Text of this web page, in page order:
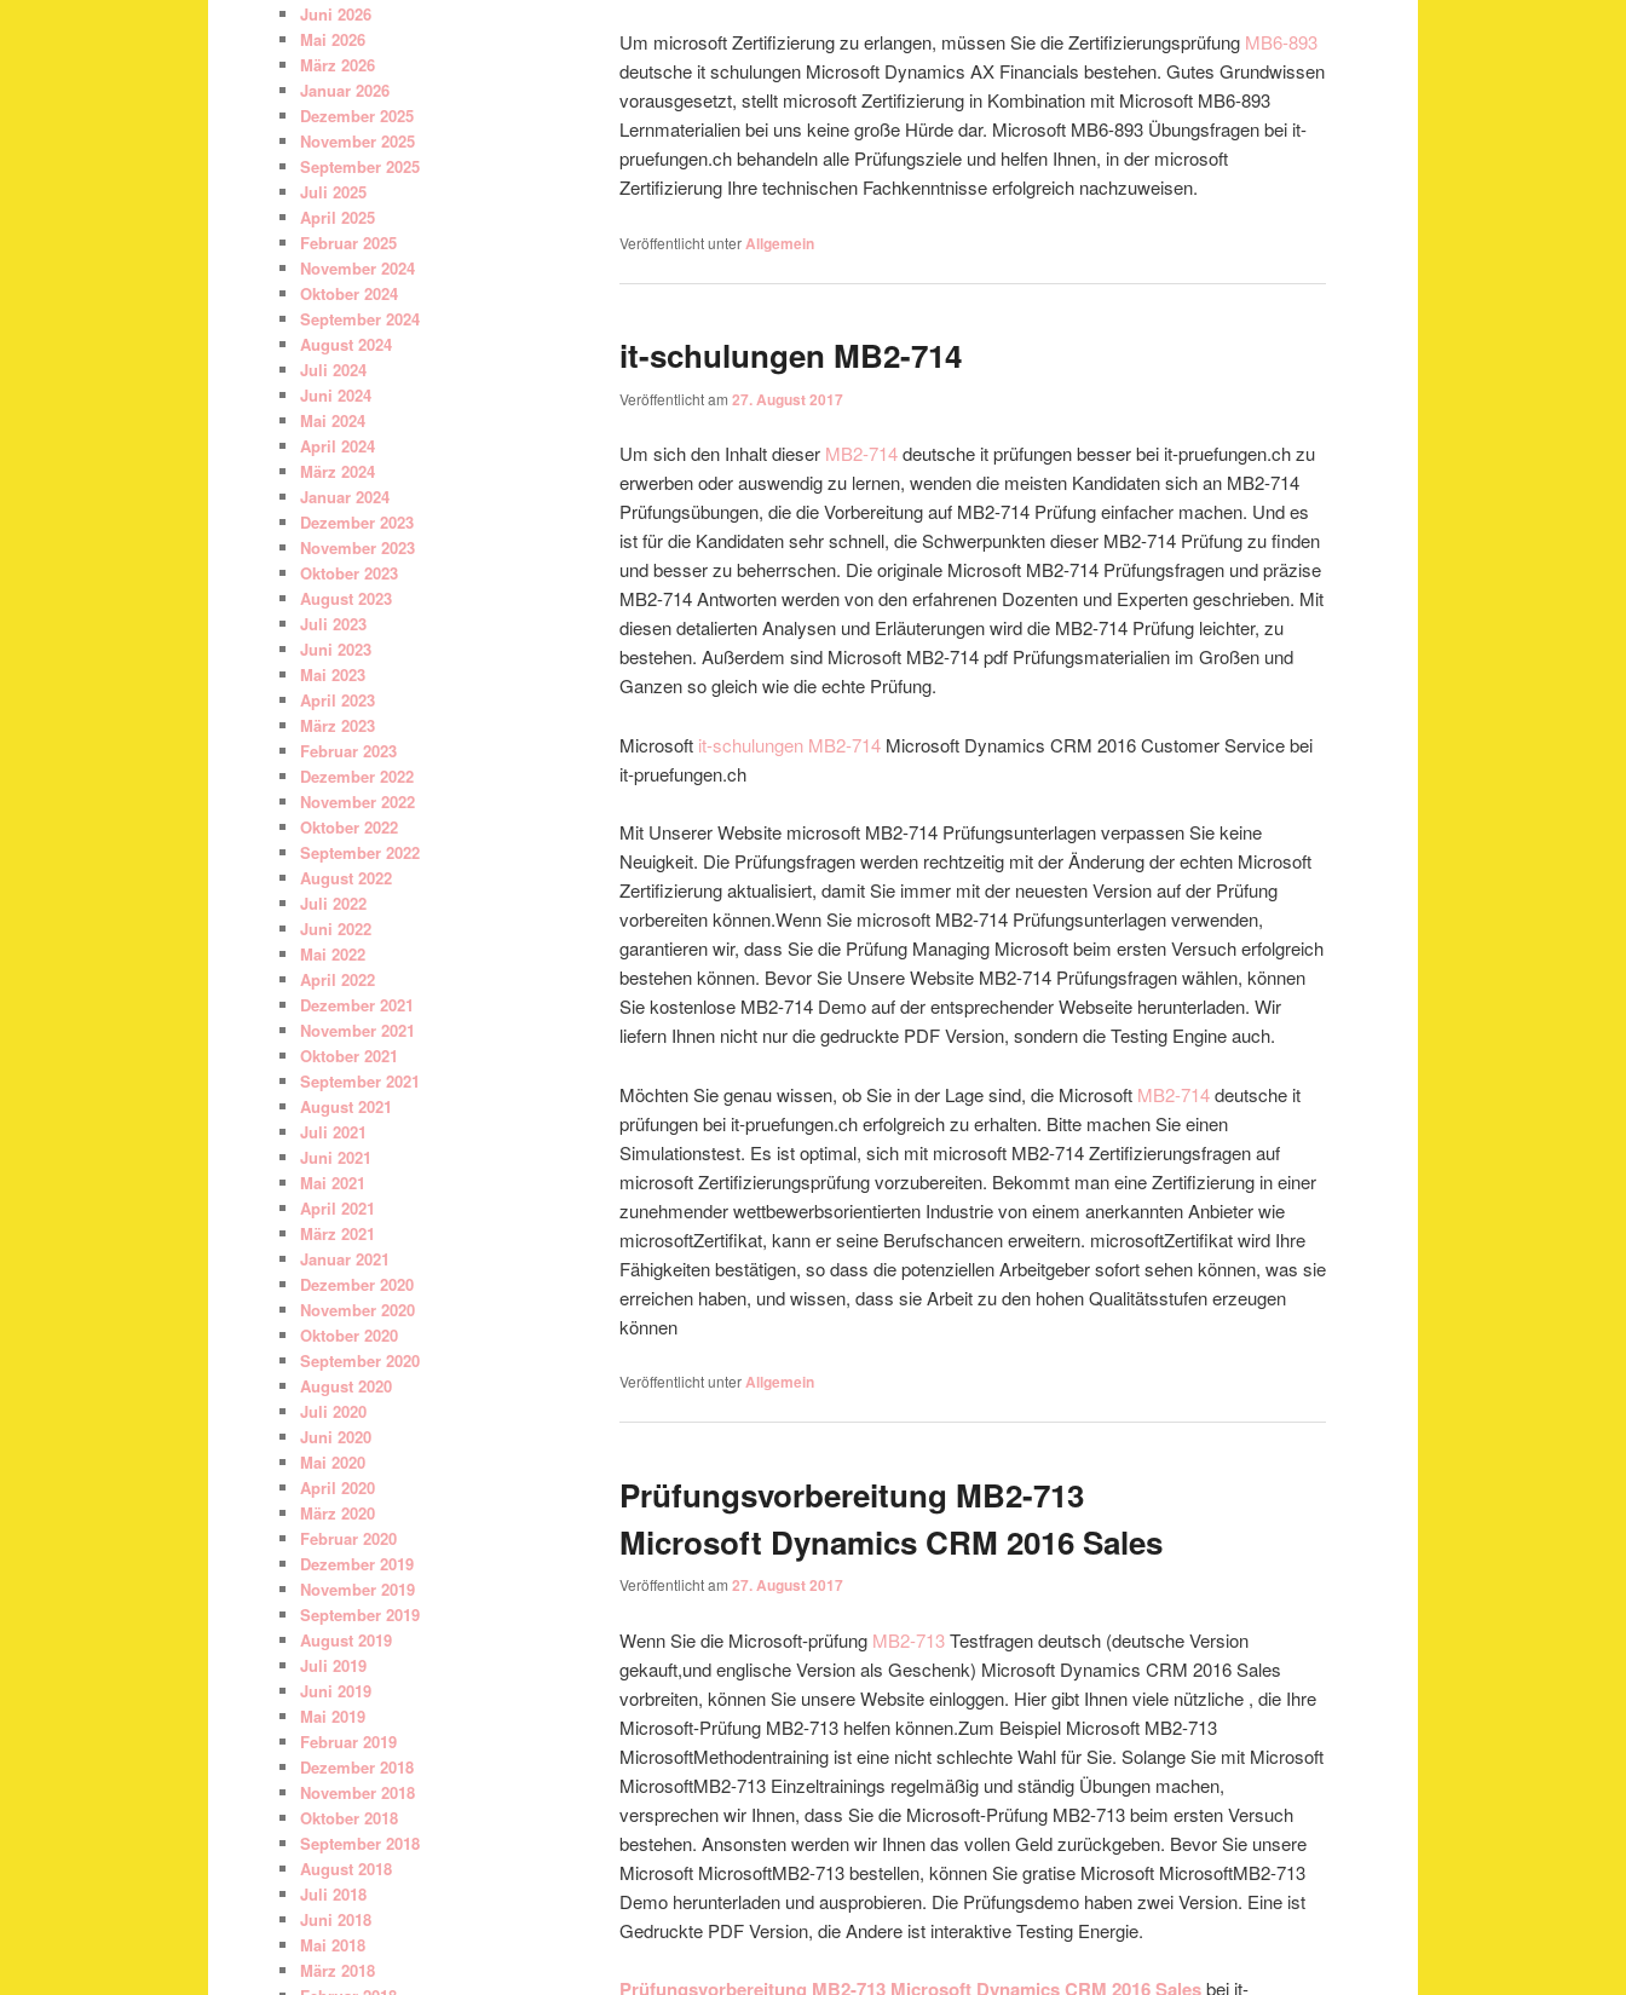
Um microsoft Zertifizierung zu erlangen, müssen Sie die Zertifizierungsprüfung MB6-893
deutsche it schulungen Microsoft Dynamics AX Financials bestehen. Gutes Grundwissen
vorausgesetzt, stellt microsoft Zertifizierung in Kombination mit Microsoft MB6-893
Lernmaterialien bei uns keine große Hürde dar. Microsoft MB6-893 Übungsfragen bei it-
pruefungen.ch behandeln alle Prüfungsziele und helfen Ihnen, in der microsoft
Zertifizierung Ihre technischen Fachkenntnisse erfolgreich nachzuweisen.
Veröffentlicht unter Allgemein
it-schulungen MB2-714
Veröffentlicht am 27. August 2017
Um sich den Inhalt dieser MB2-714deutsche it prüfungen besser bei it-pruefungen.ch zu
erwerben oder auswendig zu lernen, wenden die meisten Kandidaten sich an MB2-714
Prüfungsübungen, die die Vorbereitung auf MB2-714 Prüfung einfacher machen. Und es
ist für die Kandidaten sehr schnell, die Schwerpunkten dieser MB2-714 Prüfung zu finden
und besser zu beherrschen. Die originale Microsoft MB2-714 Prüfungsfragen und präzise
MB2-714 Antworten werden von den erfahrenen Dozenten und Experten geschrieben. Mit
diesen detalierten Analysen und Erläuterungen wird die MB2-714 Prüfung leichter, zu
bestehen. Außerdem sind Microsoft MB2-714 pdf Prüfungsmaterialien im Großen und
Ganzen so gleich wie die echte Prüfung.
Microsoft it-schulungen MB2-714 Microsoft Dynamics CRM 2016 Customer Service bei
it-pruefungen.ch
Mit Unserer Website microsoft MB2-714 Prüfungsunterlagen verpassen Sie keine
Neuigkeit. Die Prüfungsfragen werden rechtzeitig mit der Änderung der echten Microsoft
Zertifizierung aktualisiert, damit Sie immer mit der neuesten Version auf der Prüfung
vorbereiten können.Wenn Sie microsoft MB2-714 Prüfungsunterlagen verwenden,
garantieren wir, dass Sie die Prüfung Managing Microsoft beim ersten Versuch erfolgreich
bestehen können. Bevor Sie Unsere Website MB2-714 Prüfungsfragen wählen, können
Sie kostenlose MB2-714 Demo auf der entsprechender Webseite herunterladen. Wir
liefern Ihnen nicht nur die gedruckte PDF Version, sondern die Testing Engine auch.
Möchten Sie genau wissen, ob Sie in der Lage sind, die Microsoft MB2-714deutsche it
prüfungen bei it-pruefungen.ch erfolgreich zu erhalten. Bitte machen Sie einen
Simulationstest. Es ist optimal, sich mit microsoft MB2-714 Zertifizierungsfragen auf
microsoft Zertifizierungsprüfung vorzubereiten. Bekommt man eine Zertifizierung in einer
zunehmender wettbewerbsorientierten Industrie von einem anerkannten Anbieter wie
microsoftZertifikat, kann er seine Berufschancen erweitern. microsoftZertifikat wird Ihre
Fähigkeiten bestätigen, so dass die potenziellen Arbeitgeber sofort sehen können, was sie
erreichen haben, und wissen, dass sie Arbeit zu den hohen Qualitätsstufen erzeugen
können
Veröffentlicht unterAllgemein
Prüfungsvorbereitung MB2-713
Microsoft Dynamics CRM 2016 Sales
Veröffentlicht am 27. August 2017
Wenn Sie die Microsoft-prüfung MB2-713Testfragen deutsch (deutsche Version
gekauft,und englische Version als Geschenk) Microsoft Dynamics CRM 2016 Sales
vorbreiten, können Sie unsere Website einloggen. Hier gibt Ihnen viele nützliche , die Ihre
Microsoft-Prüfung MB2-713 helfen können.Zum Beispiel Microsoft MB2-713
MicrosoftMethodentraining ist eine nicht schlechte Wahl für Sie. Solange Sie mit Microsoft
MicrosoftMB2-713 Einzeltrainings regelmäßig und ständig Übungen machen,
versprechen wir Ihnen, dass Sie die Microsoft-Prüfung MB2-713 beim ersten Versuch
bestehen. Ansonsten werden wir Ihnen das vollen Geld zurückgeben. Bevor Sie unsere
Microsoft MicrosoftMB2-713 bestellen, können Sie gratise Microsoft MicrosoftMB2-713
Demo herunterladen und ausprobieren. Die Prüfungsdemo haben zwei Version. Eine ist
Gedruckte PDF Version, die Andere ist interaktive Testing Energie.
Prüfungsvorbereitung MB2-713 Microsoft Dynamics CRM 2016 Salesbei it-
Juni 2026
Mai 2026
März 2026
Januar 2026
Dezember 2025
November 2025
September 2025
Juli 2025
April 2025
Februar 2025
November 2024
Oktober 2024
September 2024
August 2024
Juli 2024
Juni 2024
Mai 2024
April 2024
März 2024
Januar 2024
Dezember 2023
November 2023
Oktober 2023
August 2023
Juli 2023
Juni 2023
Mai 2023
April 2023
März 2023
Februar 2023
Dezember 2022
November 2022
Oktober 2022
September 2022
August 2022
Juli 2022
Juni 2022
Mai 2022
April 2022
Dezember 2021
November 2021
Oktober 2021
September 2021
August 2021
Juli 2021
Juni 2021
Mai 2021
April 2021
März 2021
Januar 2021
Dezember 2020
November 2020
Oktober 2020
September 2020
August 2020
Juli 2020
Juni 2020
Mai 2020
April 2020
März 2020
Februar 2020
Dezember 2019
November 2019
September 2019
August 2019
Juli 2019
Juni 2019
Mai 2019
Februar 2019
Dezember 2018
November 2018
Oktober 2018
September 2018
August 2018
Juli 2018
Juni 2018
Mai 2018
März 2018